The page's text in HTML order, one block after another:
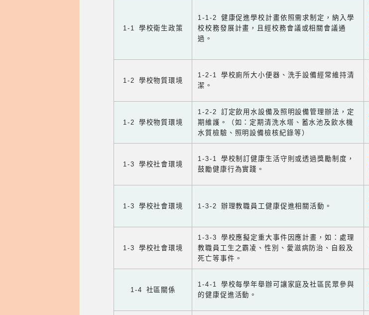
1-1 學校衛生政策
1-1-2 健康促進學校計畫依照需求制定，納入學
校校務發展計畫，且經校務會議或相關會議通
過。
1-2 學校物質環境
1-2-1 學校廁所大小便器、洗手設備經常維持清
潔。
1-2 學校物質環境
1-2-2 訂定飲用水設備及照明設備管理辦法，定
期維護。（如：定期清洗水塔、蓄水池及飲水機
水質檢驗、照明設備檢核紀錄等）
1-3 學校社會環境
1-3-1 學校制訂健康生活守則或透過獎勵制度，
鼓勵健康行為實踐。
1-3 學校社會環境 1-3-2 辦理教職員工健康促進相關活動。
1-3 學校社會環境
1-3-3 學校應擬定重大事件因應計畫，如：處理
教職員工生之霸凌、性別、愛滋病防治、自殺及
死亡等事件。
1-4 社區關係
1-4-1 學校每學年舉辦可讓家庭及社區民眾參與
的健康促進活動。